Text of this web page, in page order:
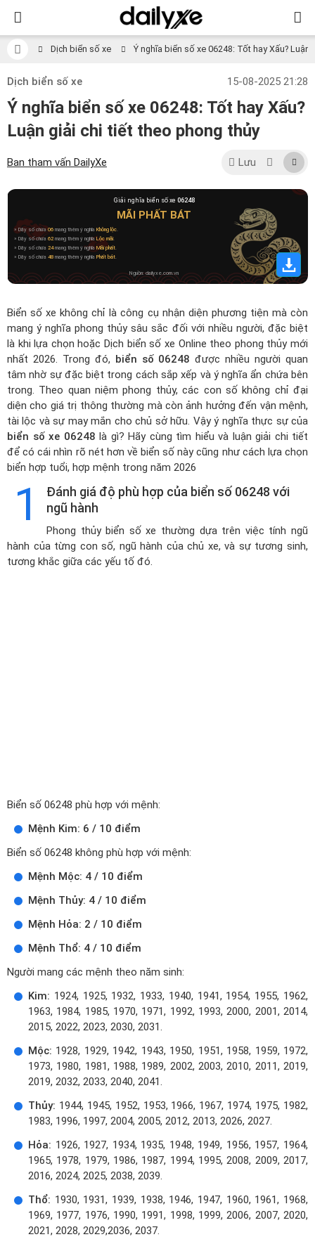
Dịch biển số xe Ý nghĩa biển số xe 06248: Tốt hay Xấu?
Dịch biển số xe 15-08-2025 21:28
Ý nghĩa biển số xe 06248: Tốt hay Xấu?
Luận giải chi tiết theo phong thủy
Ban tham vấn DailyXe Lưu
Giải nghĩa biển số xe 06248
MÃI PHẤT BÁT
» Dãy số chứa06 mang thêm ý nghĩa Không lộc.
» Dãy số chứa 62 mang thêm ý nghĩaLộc mãi.
» Dãy số chứa 24mang thêm ý nghĩaMãi phất.
» Dãy số chứa 48 mang thêm ý nghĩa Phất bát.
Nguồn: dailyxe.com.vn
Biển số xe không chỉ là công cụ nhận diện phương tiện mà còn
mang ý nghĩa phong thủy sâu sắc đối với nhiều người, đặc biệt
là khi lựa chọn hoặcDịch biển số xe Online theo phong thủy mới
nhất 2026. Trong đó, biển số 06248 được nhiều người quan
tâm nhờ sự đặc biệt trong cách sắp xếp và ý nghĩa ẩn chứa bên
trong. Theo quan niệm phong thủy, các con số không chỉ đại
diện cho giá trị thông thường mà còn ảnh hưởng đến vận mệnh,
tài lộc và sự may mắn cho chủ sở hữu. Vậy ý nghĩa thực sự của
biển số xe 06248 là gì? Hãy cùng tìm hiểu và luận giải chi tiết
để có cái nhìn rõ nét hơn về biển số này cũng như cách lựa chọn
biển hợp tuổi, hợp mệnh trong năm 2026
1
Đánh giá độ phù hợp của biển số 06248 với
ngũ hành
Phong thủy biển số xe thường dựa trên việc tính ngũ
hành của từng con số, ngũ hành của chủ xe, và sự tương sinh,
tương khắc giữa các yếu tố đó.
Biển số 06248 phù hợp với mệnh:
Mệnh Kim: 6 / 10 điểm
Biển số 06248 không phù hợp với mệnh:
Mệnh Mộc: 4 / 10 điểm
Mệnh Thủy: 4 / 10 điểm
Mệnh Hỏa: 2 / 10 điểm
Mệnh Thổ: 4 / 10 điểm
Người mang các mệnh theo năm sinh:
Kim: 1924, 1925, 1932, 1933, 1940, 1941, 1954, 1955, 1962,
1963, 1984, 1985, 1970, 1971, 1992, 1993, 2000, 2001, 2014,
2015, 2022, 2023, 2030, 2031.
Mộc: 1928, 1929, 1942, 1943, 1950, 1951, 1958, 1959, 1972,
1973, 1980, 1981, 1988, 1989, 2002, 2003, 2010, 2011, 2019,
2019, 2032, 2033, 2040, 2041.
Thủy: 1944, 1945, 1952, 1953, 1966, 1967, 1974, 1975, 1982,
1983, 1996, 1997, 2004, 2005, 2012, 2013, 2026, 2027.
Hỏa: 1926, 1927, 1934, 1935, 1948, 1949, 1956, 1957, 1964,
1965, 1978, 1979, 1986, 1987, 1994, 1995, 2008, 2009, 2017,
2016, 2024, 2025, 2038, 2039.
Thổ: 1930, 1931, 1939, 1938, 1946, 1947, 1960, 1961, 1968,
1969, 1977, 1976, 1990, 1991, 1998, 1999, 2006, 2007, 2020,
2021, 2028, 2029,2036, 2037.